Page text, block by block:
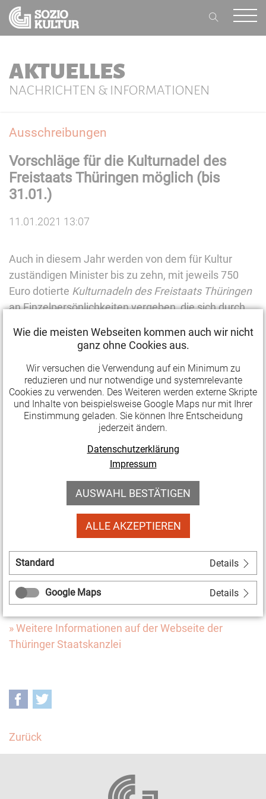
AKTUELLES
NACHRICHTEN & INFORMATIONEN
Ausschreibungen
Vorschläge für die Kulturnadel des
Freistaats Thüringen möglich (bis
31.01.)
11.01.2021 13:07
Auch in diesem Jahr werden von dem für Kultur
zuständigen Minister bis zu zehn, mit jeweils 750
Euro dotierte Kulturnadeln des Freistaats Thüringen
an Einzelpersönlichkeiten vergeben, die sich durch
Kulturbereich in Thüringen ausgezeichnet haben.
Mit der Preisvergabe stärkt der Freistaat seit 2014 die
Anerkennung ehrenamtlichen Engagements in
Thüringen. Vorschläge könnenbis zum 31. Januar
2021in der Thüringer Staatskanzlei (Abteilung Kultur
und Kunst, Postfach 90 02 53, 99105 Erfurt) in
schriftlicher Form unter Nennung der vollständigen
Absenderangabe oder per Mail unter
thueringen@tsk.thueringen.deeingereicht werden.
Zu jedem vorgeschlagenen Preisträger sind eine
Kurzbiografie, eine sachlich fundierte Begründung
und die aktuellen Kontaktdaten einzureichen.
Vorschlagsberechtigt sind kulturelle Vereine,
Verbände, Institutionen sowie Kommunen in
Thüringen. Die Preisverleihung findet im Herbst
dieses Jahres statt.
» Weitere Informationen auf der Webseite der
Thüringer Staatskanzlei
Facebook
Zurück
Wie die meisten Webseiten kommen auch wir nicht
ganz ohne Cookies aus.
Wir versuchen die Verwendung auf ein Minimum zu
reduzieren und nur notwendige und systemrelevante
Cookies zu verwenden. Des Weiteren werden externe Skripte
und Inhalte von beispielsweise Google Maps nur mit Ihrer
Einstimmung geladen. Sie können Ihre Entscheidung
jederzeit ändern.
Datenschutzerklärung
Impressum
AUSWAHL BESTÄTIGEN
ALLE AKZEPTIEREN
Standard Details
Google Maps Details